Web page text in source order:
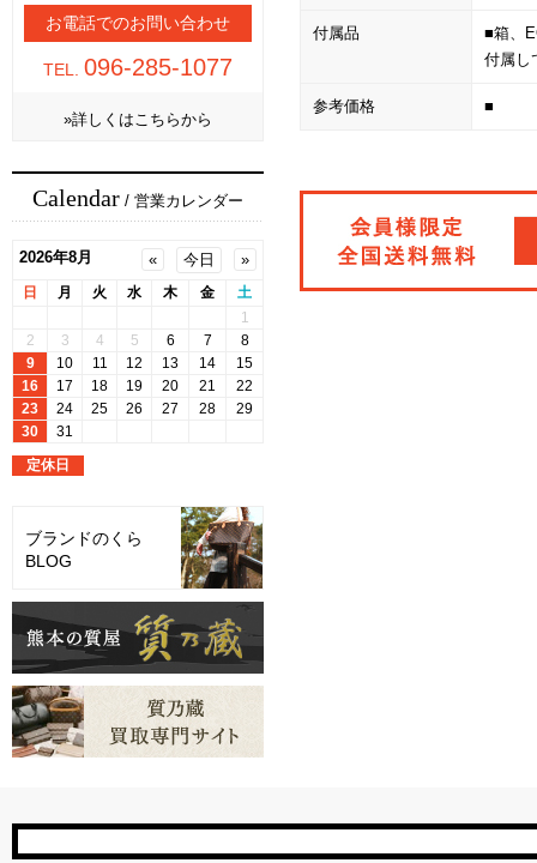
お電話でのお問い合わせ
TEL. 096-285-1077
»詳しくはこちらから
Calendar / 営業カレンダー
ブランドのくら
BLOG
付属品
■箱、
付属し
参考価格 ■